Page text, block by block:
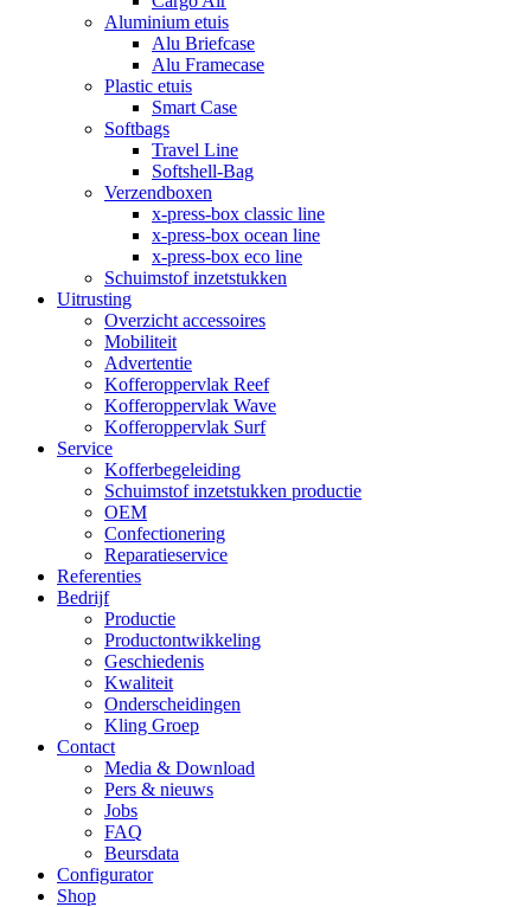
Aluminium etuis
Alu Briefcase
Alu Framecase
Plastic etuis
Smart Case
Softbags
Travel Line
Softshell-Bag
Verzendboxen
x-press-box classic line
x-press-box ocean line
x-press-box eco line
Schuimstof inzetstukken
Uitrusting
Overzicht accessoires
Mobiliteit
Advertentie
Kofferoppervlak Reef
Kofferoppervlak Wave
Kofferoppervlak Surf
Service
Kofferbegeleiding
Schuimstof inzetstukken productie
OEM
Confectionering
Reparatieservice
Referenties
Bedrijf
Productie
Productontwikkeling
Geschiedenis
Kwaliteit
Onderscheidingen
Kling Groep
Contact
Media & Download
Pers & nieuws
Jobs
FAQ
Beursdata
Configurator
Shop